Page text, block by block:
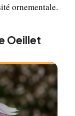
ornementale.
Oeillet